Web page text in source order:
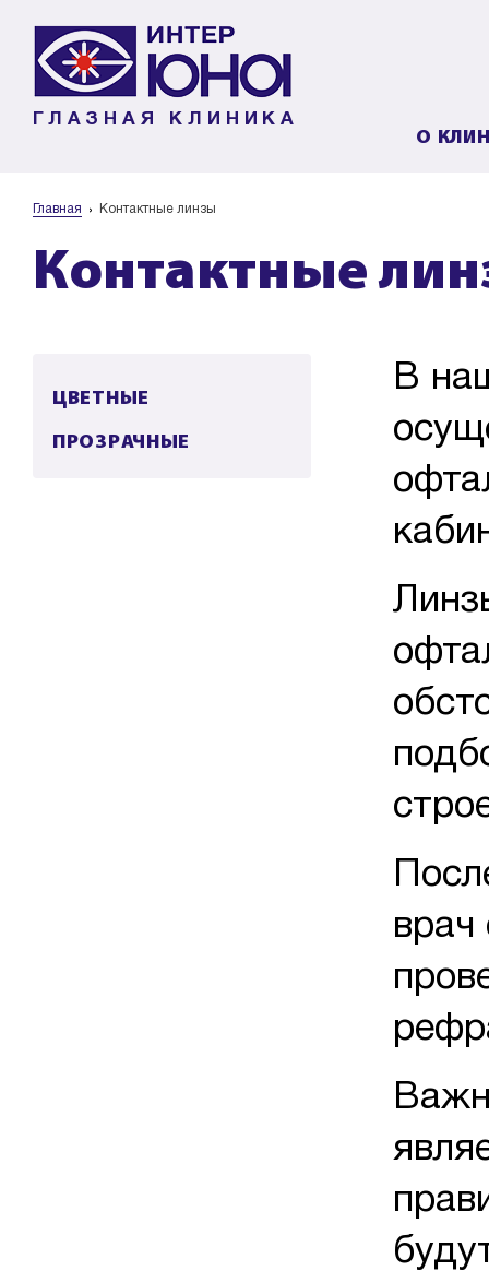
ГЛАЗНАЯ КЛИНИКА
О
Главная Контактные линзы
Контактные
ЦВЕТНЫЕ
ПРОЗРАЧНЫЕ
В
врач